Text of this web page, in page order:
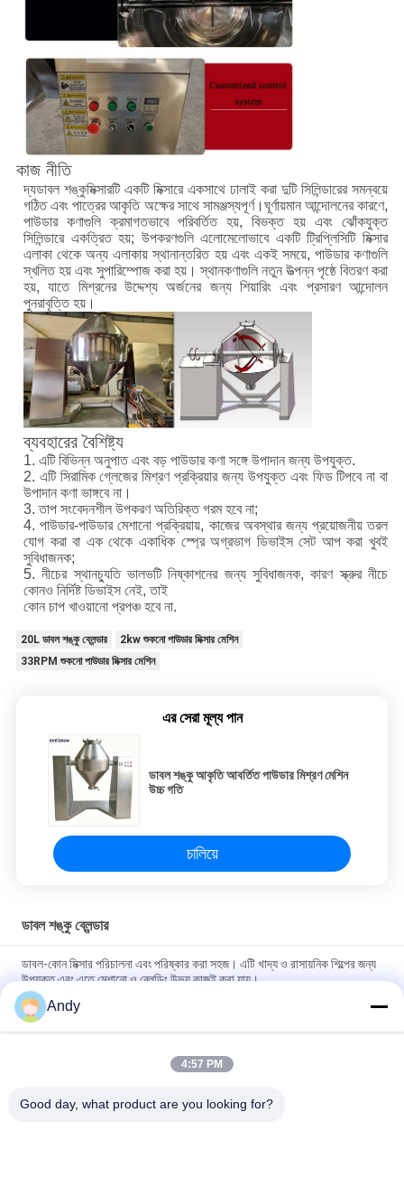
কাজ নীতি
দ্যডাবল শঙ্কুমিক্সারটি একটি মিক্সারে একসাথে ঢালাই করা দুটি সিলিন্ডারের সমন্বয়ে
গঠিত এবং পাত্রের আকৃতি অক্ষের সাথে সামঞ্জস্যপূর্ণ।ঘূর্ণায়মান আন্দোলনের কারণে,
পাউডার কণাগুলি ক্রমাগতভাবে পরিবর্তিত হয়, বিভক্ত হয় এবং ঝোঁকযুক্ত
সিলিন্ডারে একত্রিত হয়; উপকরণগুলি এলোমেলোভাবে একটি ট্রিপ্লিসিটি মিক্সার
এলাকা থেকে অন্য এলাকায় স্থানান্তরিত হয় এবং একই সময়ে, পাউডার কণাগুলি
স্খলিত হয় এবং সুপারিম্পোজ করা হয়। স্থানকণাগুলি নতুন উত্পন্ন পৃষ্ঠে বিতরণ করা
হয়, যাতে মিশ্রনের উদ্দেশ্য অর্জনের জন্য শিয়ারিং এবং প্রসারণ আন্দোলন
পুনরাবৃত্তি হয়।
ব্যবহারের বৈশিষ্ট্য
1. এটি বিভিন্ন অনুপাত এবং বড় পাউডার কণা সঙ্গে উপাদান জন্য উপযুক্ত.
2. এটি সিরামিক গ্লেজের মিশ্রণ প্রক্রিয়ার জন্য উপযুক্ত এবং ফিড টিপবে না বা
উপাদান কণা ভাঙ্গবে না।
3. তাপ সংবেদনশীল উপকরণ অতিরিক্ত গরম হবে না;
4. পাউডার-পাউডার মেশানো প্রক্রিয়ায়, কাজের অবস্থার জন্য প্রয়োজনীয় তরল
যোগ করা বা এক থেকে একাধিক স্প্রে অগ্রভাগ ডিভাইস সেট আপ করা খুবই
সুবিধাজনক;
5. নীচের স্থানচ্যুতি ভালভটি নিষ্কাশনের জন্য সুবিধাজনক, কারণ স্ক্রুর নীচে
কোনও নির্দিষ্ট ডিভাইস নেই, তাই
কোন চাপ খাওয়ানো প্রপঞ্চ হবে না.
20L ডাবল শঙ্কু ব্লেন্ডার
2kw শুকনো পাউডার মিক্সার মেশিন
33RPM শুকনো পাউডার মিক্সার মেশিন
এর সেরা মূল্য পান
ডাবল শঙ্কু আকৃতি আবর্তিত পাউডার মিশ্রণ মেশিন
উচ্চ গতি
চালিয়ে
ডাবল শঙ্কু ব্লেন্ডার
ডাবল-কোন মিক্সার পরিচালনা এবং পরিষ্কার করা সহজ। এটি খাদ্য ও রাসায়নিক শিল্পের জন্য
উপযুক্ত এবং এতে মেশানো ও ব্লেন্ডিং উভয় কাজই করা যায়।
স্টেইনলেস স্টীল ডাবল শঙ্কু ব্লেন্ডার নিয়মিত গতি এবং 100-1500L ক্ষমতা পাউডার এবং
গ্রানুলার মিশ্রণ জন্য
ফার্মাসিউটিক্যাল, রাসায়নিক, খাদ্য এবং ফিড উৎপাদনে পাউডার মিশ্রণের জন্য অনন্য ডাবল
Andy
4:57 PM
Good day, what product are you looking for?